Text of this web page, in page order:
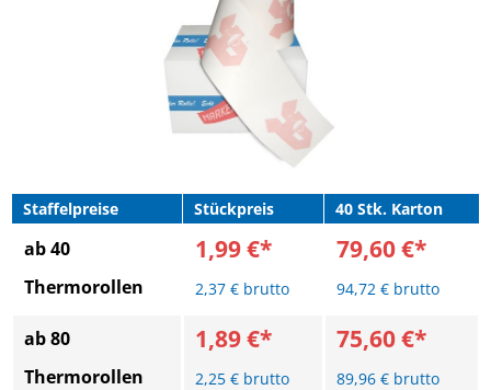
Staffelpreise Stückpreis 40 Stk. Karton
ab 40
Thermorollen
1,99 €*
2,37 € brutto
79,60 €*
94,72 € brutto
ab 80
Thermorollen
1,89 €*
2,25 € brutto
75,60 €*
89,96 € brutto